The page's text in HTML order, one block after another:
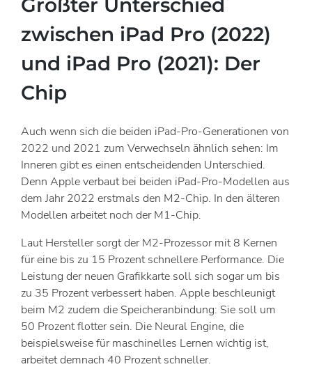
zwischen iPad Pro (2022)
und iPad Pro (2021): Der
Chip
Auch wenn sich die beiden iPad-Pro-Generationen von
2022 und 2021 zum Verwechseln ähnlich sehen: Im
Inneren gibt es einen entscheidenden Unterschied.
Denn Apple verbaut bei beiden iPad-Pro-Modellen aus
dem Jahr 2022 erstmals den M2-Chip. In den älteren
Modellen arbeitet noch der M1-Chip.
Laut Hersteller sorgt der M2-Prozessor mit 8 Kernen
für eine bis zu 15 Prozent schnellere Performance. Die
Leistung der neuen Grafikkarte soll sich sogar um bis
zu 35 Prozent verbessert haben. Apple beschleunigt
beim M2 zudem die Speicheranbindung: Sie soll um
50 Prozent flotter sein. Die Neural Engine, die
beispielsweise für maschinelles Lernen wichtig ist,
arbeitet demnach 40 Prozent schneller.